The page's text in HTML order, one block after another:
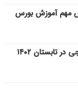
مهم آموزش بورس
تابستان ۱۴۰۲